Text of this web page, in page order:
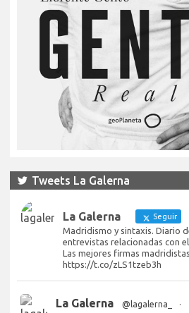
Tweets La Galerna
La Galerna Seguir
Madridismo y sintaxis. Diario
entrevistas relacionadas con
Las mejores firmas
https://t.co/zLS1tzeb3h
La Galerna @lagalerna_ ·